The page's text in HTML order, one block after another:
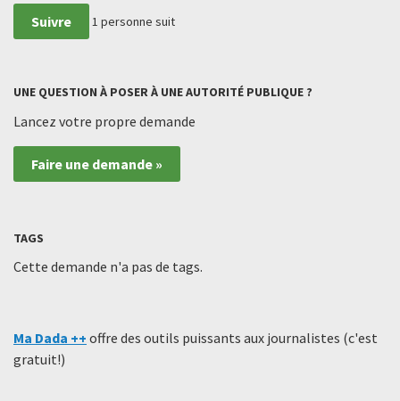
Suivre 1 personne suit
UNE QUESTION À POSER À UNE AUTORITÉ PUBLIQUE ?
Lancez votre propre demande
Faire une demande »
TAGS
Cette demande n'a pas de tags.
Ma Dada ++ offre des outils puissants aux journalistes (c'est
gratuit!)